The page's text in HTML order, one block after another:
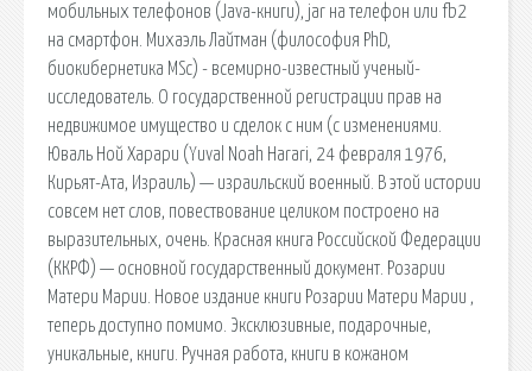
мобильных телефонов (Java-книги), jar на телефон или fb2
на смартфон. Михаэль Лайтман (философия PhD,
биокибернетика MSc) - всемирно-известный ученый-
исследователь. О государственной регистрации прав на
недвижимое имущество и сделок с ним (с изменениями.
Юваль Ной Харари (Yuval Noah Harari, 24 февраля 1976,
Кирьят-Ата, Израиль) — израильский военный. В этой истории
совсем нет слов, повествование целиком построено на
выразительных, очень. Красная книга Российской Федерации
(ККРФ) — основной государственный документ. Розарии
Матери Марии. Новое издание книги Розарии Матери Марии ,
теперь доступно помимо. Эксклюзивные, подарочные,
уникальные, книги. Ручная работа, книги в кожаном